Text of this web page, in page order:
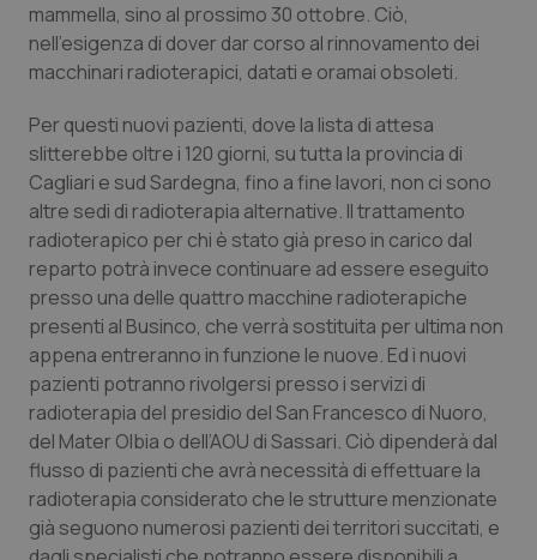
Marche
Piemonte
Provincia Autonoma di Bolzano
Provincia Autonoma di Trento
Puglia
Sardegna
Sicilia
Toscana
Donna & Salute
HIV
Infezioni & Febbre
Ipertensione & Scompenso
Malattie rare
Malattia di Crohn & Rettocolite Ulcerosa
Neuroscienze & patologie neurodegenerative
Obesità
mammella, sino al prossimo 30 ottobre. Ciò,
nell’esigenza di dover dar corso al rinnovamento dei
macchinari radioterapici, datati e oramai obsoleti.
Per questi nuovi pazienti, dove la lista di attesa
slitterebbe oltre i 120 giorni, su tutta la provincia di
Cagliari e sud Sardegna, fino a fine lavori, non ci sono
altre sedi di radioterapia alternative. Il trattamento
radioterapico per chi è stato già preso in carico dal
reparto potrà invece continuare ad essere eseguito
presso una delle quattro macchine radioterapiche
presenti al Businco, che verrà sostituita per ultima non
appena entreranno in funzione le nuove. Ed i nuovi
pazienti potranno rivolgersi presso i servizi di
radioterapia del presidio del San Francesco di Nuoro,
del Mater Olbia o dell’AOU di Sassari. Ciò dipenderà dal
flusso di pazienti che avrà necessità di effettuare la
radioterapia considerato che le strutture menzionate
già seguono numerosi pazienti dei territori succitati, e